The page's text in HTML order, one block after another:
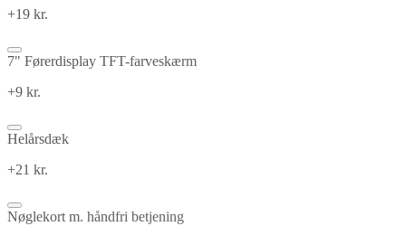
+19 kr.
7" Førerdisplay TFT-farveskærm
+9 kr.
Helårsdæk
+21 kr.
Nøglekort m. håndfri betjening